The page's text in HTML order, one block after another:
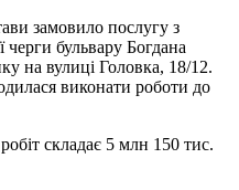
замовило послугу з
бульвару Богдана
на вулиці Головка, 18/12.
виконати роботи до
складає 5 млн 150 тис.